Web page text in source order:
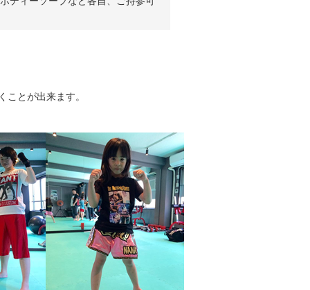
とが出来ます。